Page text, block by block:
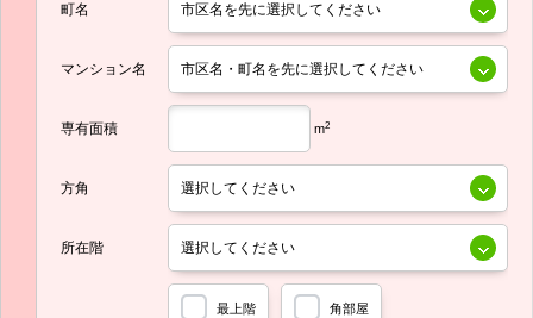
町名
マンション名
専有面積 m2
方角
所在階
最上階 角部屋